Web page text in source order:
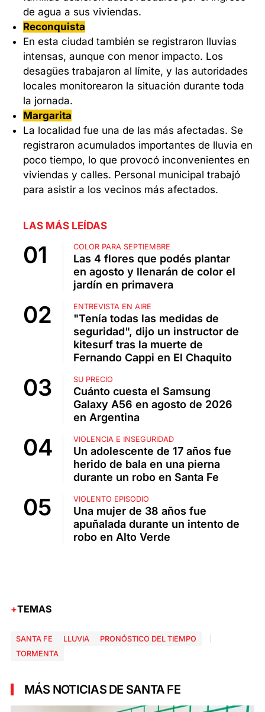
de agua a sus viviendas.
Reconquista
En esta ciudad también se registraron lluvias
intensas, aunque con menor impacto. Los
desagües trabajaron al límite, y las autoridades
locales monitorearon la situación durante toda
la jornada.
Margarita
La localidad fue una de las más afectadas. Se
registraron acumulados importantes de lluvia en
poco tiempo, lo que provocó inconvenientes en
viviendas y calles. Personal municipal trabajó
para asistir a los vecinos más afectados.
LAS MÁS LEÍDAS
COLOR PARA SEPTIEMBRE
Las 4 flores que podés plantar
en agosto y llenarán de color el
jardín en primavera
ENTREVISTA EN AIRE
"Tenía todas las medidas de
seguridad", dijo un instructor de
kitesurf tras la muerte de
Fernando Cappi en El Chaquito
SU PRECIO
Cuánto cuesta el Samsung
Galaxy A56 en agosto de 2026
en Argentina
VIOLENCIA E INSEGURIDAD
Un adolescente de 17 años fue
herido de bala en una pierna
durante un robo en Santa Fe
VIOLENTO EPISODIO
Una mujer de 38 años fue
apuñalada durante un intento de
robo en Alto Verde
TEMAS
SANTA FE LLUVIA
PRONÓSTICO DEL TIEMPO
TORMENTA
MÁS NOTICIAS DE SANTA FE